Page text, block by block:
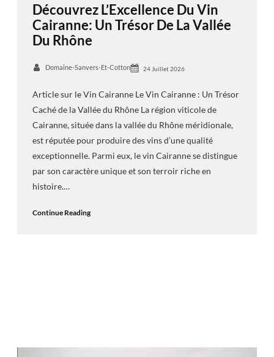
Découvrez L’Excellence Du Vin
Cairanne: Un Trésor De La Vallée
Du Rhône
Domaine-Sanvers-Et-Cotton 24 Juillet 2026
Article sur le Vin Cairanne Le Vin Cairanne : Un Trésor
Caché de la Vallée du Rhône La région viticole de
Cairanne, située dans la vallée du Rhône méridionale,
est réputée pour produire des vins d’une qualité
exceptionnelle. Parmi eux, le vin Cairanne se distingue
par son caractère unique et son terroir riche en
histoire.…
Continue Reading